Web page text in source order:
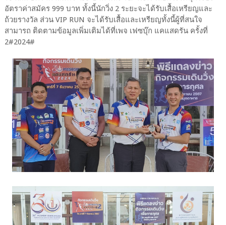
อัตราค่าสมัคร 999 บาท ทั้งนี้นักวิ่ง 2 ระยะจะได้รับเสื้อเหรียญและ
ถ้วยรางวัล ส่วน VIP RUN จะได้รับเสื้อและเหรียญทั้งนี้ผู้ที่สนใจ
สามารถ ติดตามข้อมูลเพิ่มเติมได้ที่เพจ เฟซบุ๊ก แคแสดรัน ครั้งที่
2#2024#